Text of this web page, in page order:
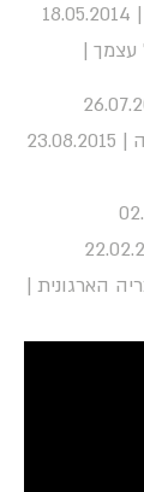
עצמך |
הארגונית |